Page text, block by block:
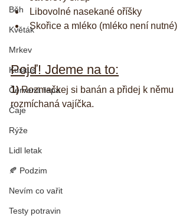
Běh
Květák
Mrkev
Kuskus
Červená řepa
Čaje
Rýže
Lidl letak
🍂 Podzim
Nevím co vařit
Testy potravin
Libovolné nasekané oříšky
Skořice a mléko (mléko není nutné)
Pojď! Jdeme na to:
1) Rozmačkej si banán a přidej k němu
rozmíchaná vajíčka.